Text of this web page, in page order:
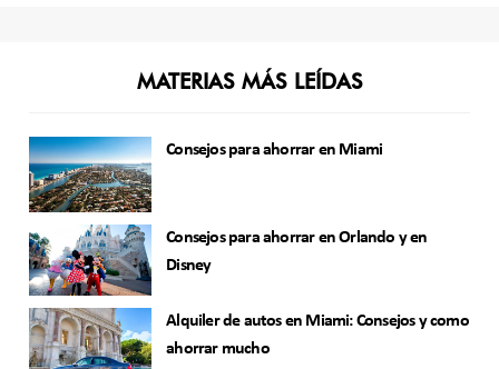
MATERIAS MÁS LEÍDAS
Consejos para ahorrar en Miami
Consejos para ahorrar en Orlando y en
Disney
Alquiler de autos en Miami: Consejos y como
ahorrar mucho